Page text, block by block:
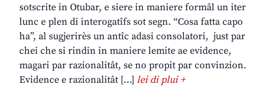
sotscrite in Otubar, e siere in maniere formâl un iter
lunc e plen di interogatîfs sot segn. “Cosa fatta capo
ha”, al sugjerirès un antîc adasi consolatori, just par
chei che si rindin in maniere lemite ae evidence,
magari par razionalitât, se no propit par convinzion.
Evidence e razionalitât […] lei di plui +